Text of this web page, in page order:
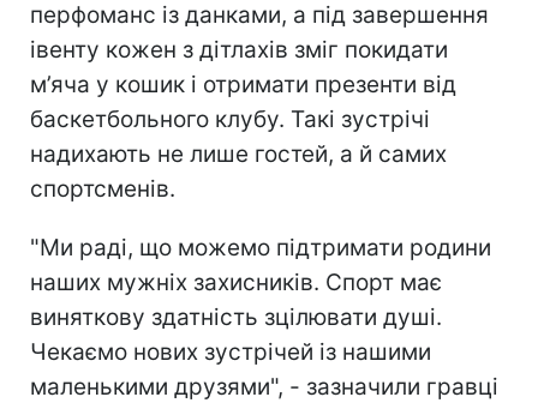
перфоманс із данками, а під завершення
івенту кожен з дітлахів зміг покидати
м’яча у кошик і отримати презенти від
баскетбольного клубу. Такі зустрічі
надихають не лише гостей, а й самих
спортсменів.
"Ми раді, що можемо підтримати родини
наших мужніх захисників. Спорт має
виняткову здатність зцілювати душі.
Чекаємо нових зустрічей із нашими
маленькими друзями", - зазначили гравці